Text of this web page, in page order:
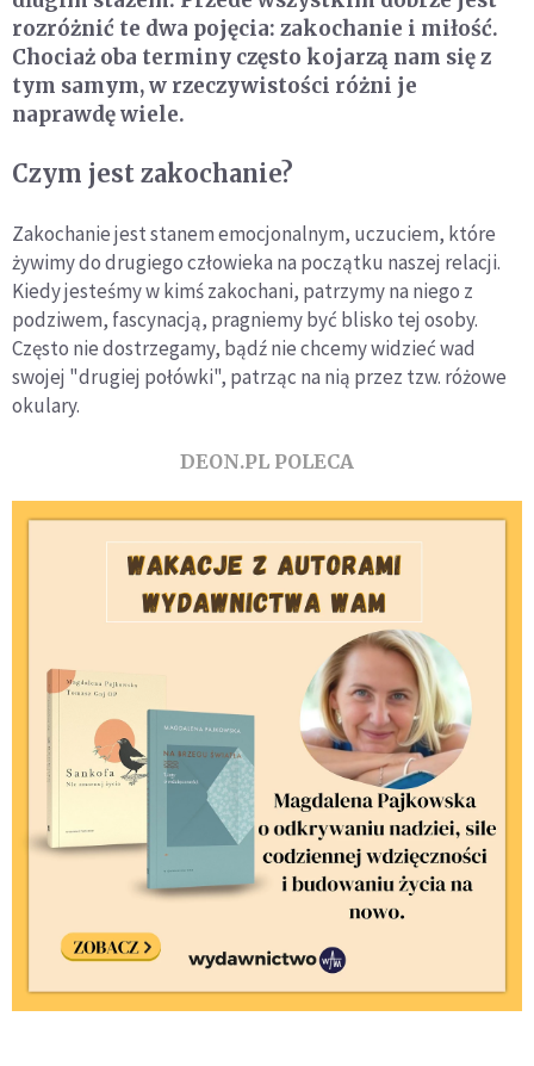
rozróżnić te dwa pojęcia: zakochanie i miłość.
Chociaż oba terminy często kojarzą nam się z
tym samym, w rzeczywistości różni je
naprawdę wiele.
Czym jest zakochanie?
Zakochanie jest stanem emocjonalnym, uczuciem, które
żywimy do drugiego człowieka na początku naszej relacji.
Kiedy jesteśmy w kimś zakochani, patrzymy na niego z
podziwem, fascynacją, pragniemy być blisko tej osoby.
Często nie dostrzegamy, bądź nie chcemy widzieć wad
swojej "drugiej połówki", patrząc na nią przez tzw. różowe
okulary.
DEON.PL POLECA